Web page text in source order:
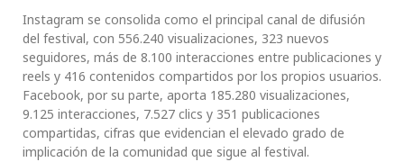
Instagram se consolida como el principal canal de difusión
del festival, con 556.240 visualizaciones, 323 nuevos
seguidores, más de 8.100 interacciones entre publicaciones y
reels y 416 contenidos compartidos por los propios usuarios.
Facebook, por su parte, aporta 185.280 visualizaciones,
9.125 interacciones, 7.527 clics y 351 publicaciones
compartidas, cifras que evidencian el elevado grado de
implicación de la comunidad que sigue al festival.